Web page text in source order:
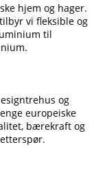
hjem og hager.
vi fleksible og
til
og
europeiske
bærekraft og